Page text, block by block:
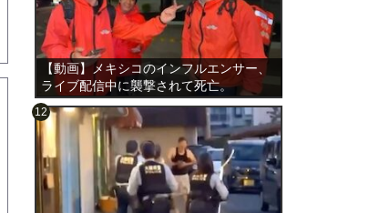
【動画】メキシコのインフルエンサー、
ライブ配信中に襲撃されて死亡。